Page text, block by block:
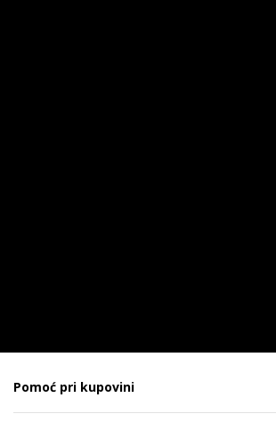
Pomoć pri kupovini